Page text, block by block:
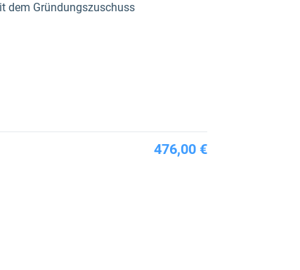
dem Gründungszuschuss
476,00 €